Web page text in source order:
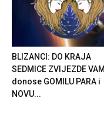
BLIZANCI: DO KRAJA
SEDMICE ZVIJEZDE VAM
donose GOMILU PARA i
NOVU...